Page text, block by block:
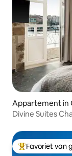
Appartement in
Divine Suites
Topfavoriet
Favoriet van